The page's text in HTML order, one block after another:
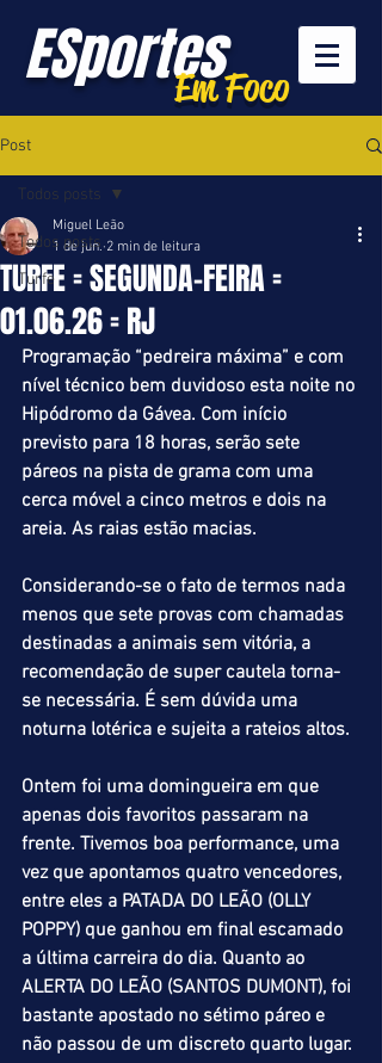
ESportesEm Foco
Post
Todos posts
Turfe
Todos posts
TURFE = SEGUNDA-FEIRA =
01.06.26 = RJ
Miguel Leão
1 de jun. 2 min de leitura
Programação “pedreira máxima” e com
nível técnico bem duvidoso esta noite no
Hipódromo da Gávea. Com início
previsto para 18 horas, serão sete
páreos na pista de grama com uma
cerca móvel a cinco metros e dois na
areia. As raias estão macias.
Considerando-se o fato de termos nada
menos que sete provas com chamadas
destinadas a animais sem vitória, a
recomendação de super cautela torna-
se necessária. É sem dúvida uma
noturna lotérica e sujeita a rateios altos.
Ontem foi uma domingueira em que
apenas dois favoritos passaram na
frente. Tivemos boa performance, uma
vez que apontamos quatro vencedores,
entre eles a PATADA DO LEÃO (OLLY
POPPY) que ganhou em final escamado
a última carreira do dia. Quanto ao
ALERTA DO LEÃO (SANTOS DUMONT), foi
bastante apostado no sétimo páreo e
não passou de um discreto quarto lugar.